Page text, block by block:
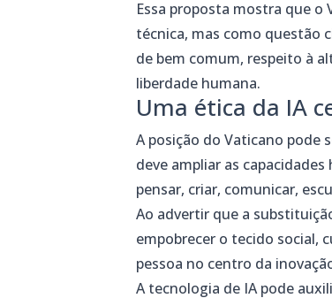
Essa proposta mostra que o
técnica, mas como questão
de bem comum, respeito à
liberdade humana.
Uma ética da IA
A posição do Vaticano pode
deve ampliar as
pensar, criar, comunicar,
Ao advertir que a
empobrecer o tecido social,
pessoa no centro da
A tecnologia de IA pode